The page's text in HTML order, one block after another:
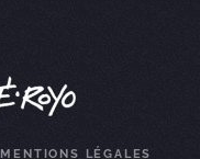
MENTIONS LÉGALES